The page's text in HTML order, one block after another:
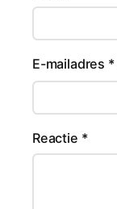
E-mailadres *
Reactie *